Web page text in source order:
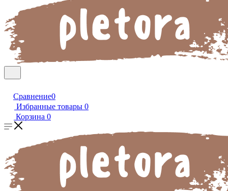
Сравнение0
Избранные товары 0
Корзина 0